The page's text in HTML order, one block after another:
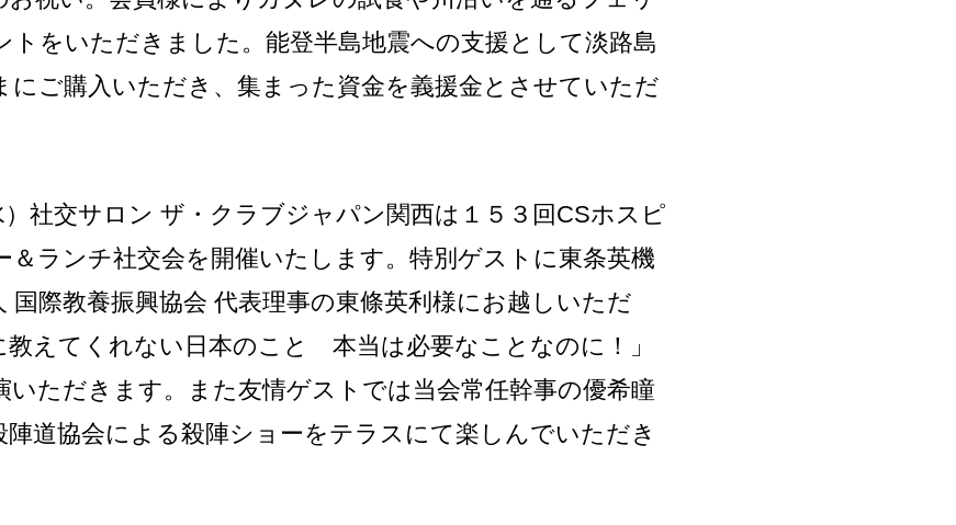
トをいただきました。能登半島地震への支援として淡路島
にご購入いただき、集まった資金を義援金とさせていただ
社交サロン ザ・クラブジャパン関西は１５３回CSホスピ
＆ランチ社交会を開催いたします。特別ゲストに東条英機
国際教養振興協会 代表理事の東條英利様にお越しいただ
教えてくれない日本のこと 本当は必要なことなのに！」
いただきます。また友情ゲストでは当会常任幹事の優希瞳
陣道協会による殺陣ショーをテラスにて楽しんでいただき